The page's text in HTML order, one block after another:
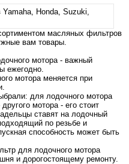
масляных фильтров
вам товары.
мотора - важный
ежегодно.
мотора меняется при
для лодочного мотора
мотора - его стоит
ставят на лодочный
по резьбе и
способность может быть
для лодочного мотора
и дорогостоящему ремонту.